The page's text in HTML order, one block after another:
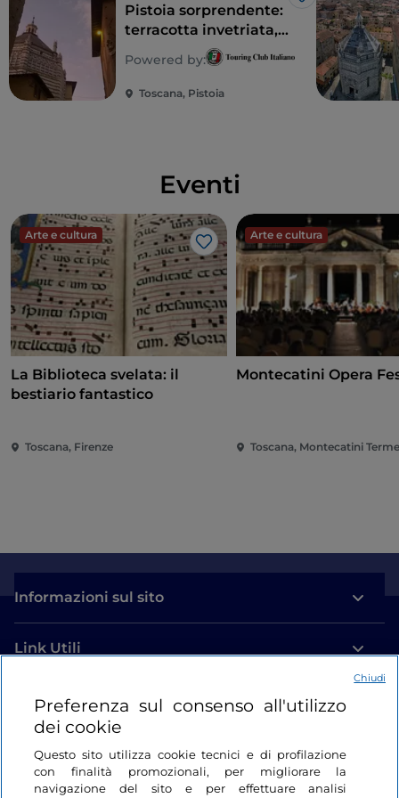
incuriosire nuovi pubblici. Tra queste, il
Librobus, il
pulmino che ogni due settimane raggiunge gli
anziani non automuniti per portarli in biblioteca;
Lista di nozze in libreria Libro sospeso; igiochi
di lettura
che premiano i partecipanti con buoni da
Like
Pistoia sorprendente:
terracotta invetriata,
sotterranei, arte in
fattoria
Powered by:
Toscana, Pistoia
Eventi
Arte e cultura
Like
La Biblioteca svelata: il
bestiario fantastico
Toscana, Firenze
Arte e cultura
Montecatini Opera
Toscana, Montecatini
Informazioni sul sito
Link Utili
Login
Restiamo in contatto
Preferenza sul consenso all'utilizzo
dei cookie
Questo sito utilizza cookie tecnici e di profilazione
con finalità promozionali, per migliorare la
navigazione del sito e per effettuare analisi
Chiudi